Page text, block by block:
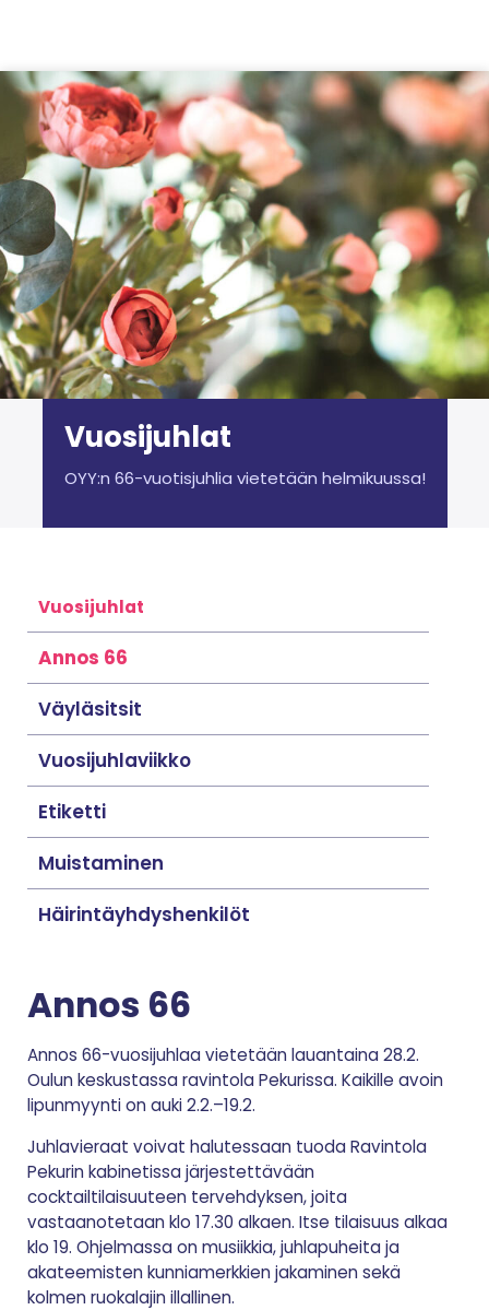
Siirry sisältöön
Vuosijuhlat
OYY:n 66-vuotisjuhlia vietetään helmikuussa!
Vuosijuhlat
Annos 66
Väyläsitsit
Vuosijuhlaviikko
Etiketti
Muistaminen
Häirintäyhdyshenkilöt
Annos 66
Annos 66-vuosijuhlaa vietetään lauantaina 28.2.
Oulun keskustassa ravintola Pekurissa. Kaikille avoin
lipunmyynti on auki 2.2.–19.2.
Juhlavieraat voivat halutessaan tuoda Ravintola
Pekurin kabinetissa järjestettävään
cocktailtilaisuuteen tervehdyksen, joita
vastaanotetaan klo 17.30 alkaen. Itse tilaisuus alkaa
klo 19. Ohjelmassa on musiikkia, juhlapuheita ja
akateemisten kunniamerkkien jakaminen sekä
kolmen ruokalajin illallinen.